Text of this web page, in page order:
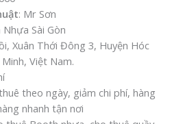
: Mr Sơn
Sài Gòn
Xuân Thới Đông 3, Huyện Hóc
Việt Nam.
theo ngày, giảm chi phí, hàng
nhanh tận nơi